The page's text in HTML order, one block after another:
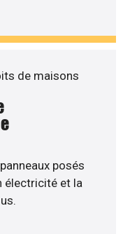
posés
électricité et la